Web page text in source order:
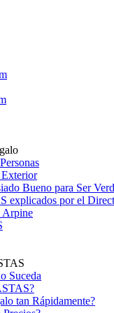
Bueno para Ser
explicados por el
Arpine
Suceda
tan Rápidamente?